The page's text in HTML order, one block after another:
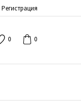
Регистрация
0 0